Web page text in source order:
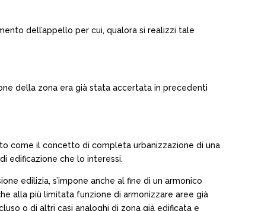
dell’appello per cui, qualora si realizzi tale
della zona era già stata accertata in precedenti
come il concetto di completa urbanizzazione di una
edificazione che lo interessi.
edilizia, s’impone anche al fine di un armonico
alla più limitata funzione di armonizzare aree già
o di altri casi analoghi di zona già edificata e